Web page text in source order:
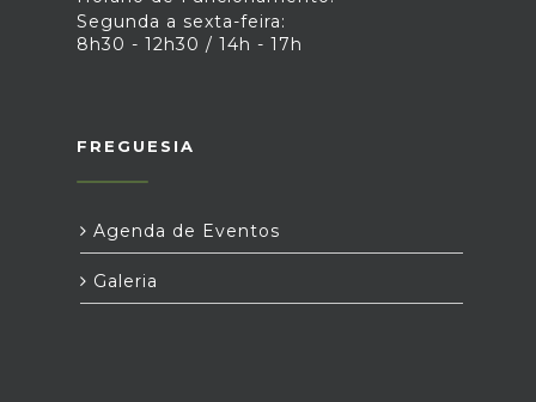
Segunda a sexta-feira:
8h30 - 12h30 / 14h - 17h
FREGUESIA
Agenda de Eventos
Galeria